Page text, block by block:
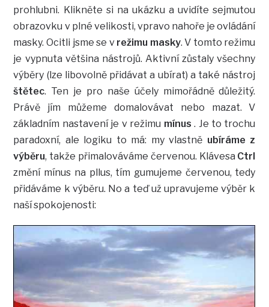
prohlubni. Klikněte si na ukázku a uvidíte sejmutou
obrazovku v plné velikosti, vpravo nahoře je ovládání
masky. Ocitli jsme se v režimu masky. V tomto režimu
je vypnuta většina nástrojů. Aktivní zůstaly všechny
výběry (lze libovolně přidávat a ubírat) a také nástroj
štětec. Ten je pro naše účely mimořádně důležitý.
Právě jím můžeme domalovávat nebo mazat. V
základním nastavení je v režimu mínus . Je to trochu
paradoxní, ale logiku to má: my vlastně ubíráme z
výběru, takže přimalováváme červenou. Klávesa Ctrl
změní mínus na pllus, tím gumujeme červenou, tedy
přidáváme k výběru. No a teď už upravujeme výběr k
naší spokojenosti: